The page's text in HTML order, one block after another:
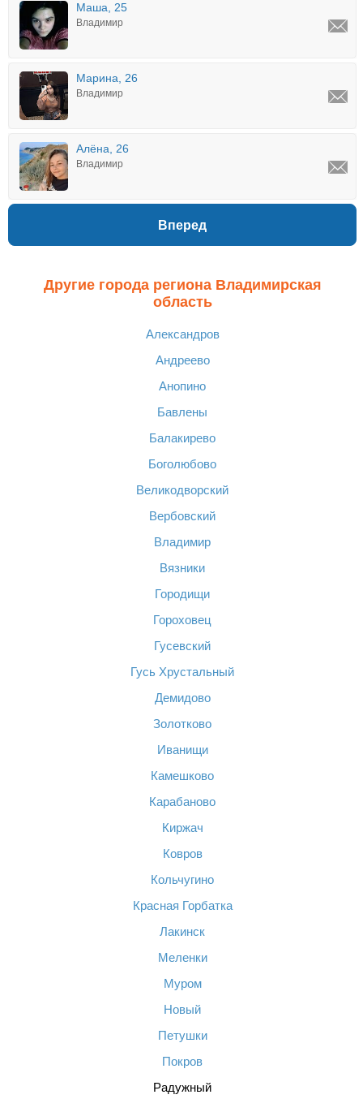
Маша, 25
Владимир
Марина, 26
Владимир
Алёна, 26
Владимир
Вперед
Другие города региона Владимирская
область
Александров
Андреево
Анопино
Бавлены
Балакирево
Боголюбово
Великодворский
Вербовский
Владимир
Вязники
Городищи
Гороховец
Гусевский
Гусь Хрустальный
Демидово
Золотково
Иванищи
Камешково
Карабаново
Киржач
Ковров
Кольчугино
Красная Горбатка
Лакинск
Меленки
Муром
Новый
Петушки
Покров
Радужный